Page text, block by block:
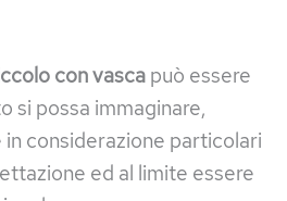
con vasca può essere
si possa immaginare,
considerazione particolari
ed al limite essere